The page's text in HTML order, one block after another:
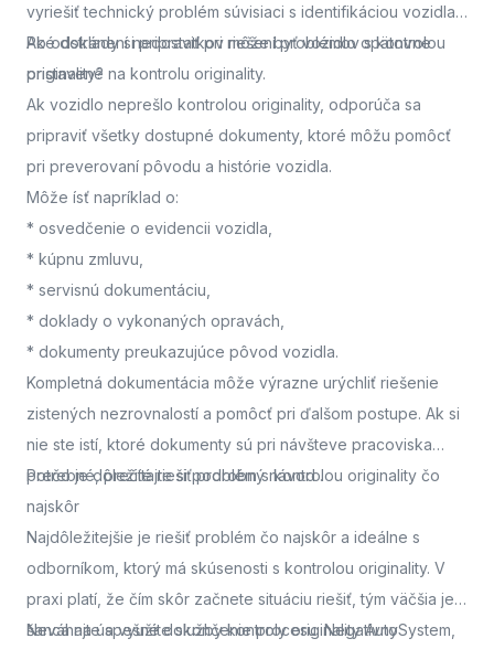
vyriešiť technický problém súvisiaci s identifikáciou vozidla.
Po odstránení nedostatkov môže byť vozidlo opätovne
pristavené na kontrolu originality.
Aké doklady si pripraviť pri riešení problémov s kontrolou
originality?
Ak vozidlo neprešlo kontrolou originality, odporúča sa
pripraviť všetky dostupné dokumenty, ktoré môžu pomôcť
pri preverovaní pôvodu a histórie vozidla.
Môže ísť napríklad o:
* osvedčenie o evidencii vozidla,
* kúpnu zmluvu,
* servisnú dokumentáciu,
* doklady o vykonaných opravách,
* dokumenty preukazujúce pôvod vozidla.
Kompletná dokumentácia môže výrazne urýchliť riešenie
zistených nezrovnalostí a pomôcť pri ďalšom postupe. Ak si
nie ste istí, ktoré dokumenty sú pri návšteve pracoviska
potrebné, prečítajte si podrobný návod.
Prečo je dôležité riešiť problém s kontrolou originality čo
najskôr
Najdôležitejšie je riešiť problém čo najskôr a ideálne s
odborníkom, ktorý má skúsenosti s kontrolou originality. V
praxi platí, že čím skôr začnete situáciu riešiť, tým väčšia je
šanca na úspešné dokončenie procesu. Negatívny
Neváhajte a využite služby kontroly originality AutoSystem,